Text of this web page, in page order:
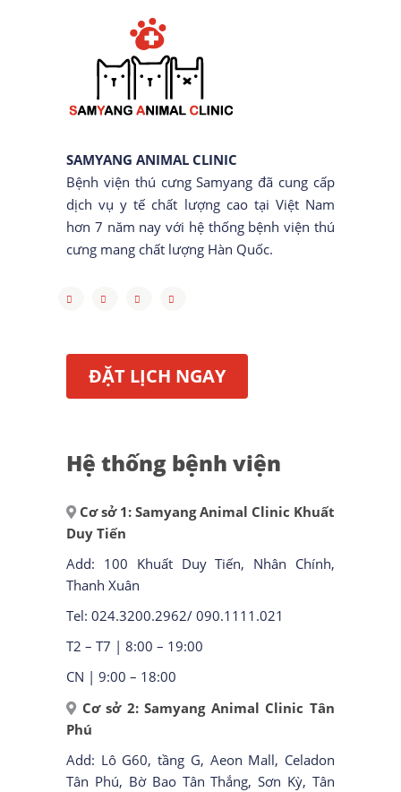
SAMYANG ANIMAL CLINIC
Bệnh viện thú cưng Samyang đã cung cấp
dịch vụ y tế chất lượng cao tại Việt Nam
hơn 7 năm nay với hệ thống bệnh viện thú
cưng mang chất lượng Hàn Quốc.
ĐẶT LỊCH NGAY
Hệ thống bệnh viện
Cơ sở 1: Samyang Animal Clinic Khuất
Duy Tiến
Add: 100 Khuất Duy Tiến, Nhân Chính,
Thanh Xuân
Tel: 024.3200.2962/ 090.1111.021
T2 – T7 | 8:00 – 19:00
CN | 9:00 – 18:00
Cơ sở 2: Samyang Animal Clinic Tân
Phú
Add: Lô G60, tầng G, Aeon Mall, Celadon
Tân Phú, Bờ Bao Tân Thắng, Sơn Kỳ, Tân